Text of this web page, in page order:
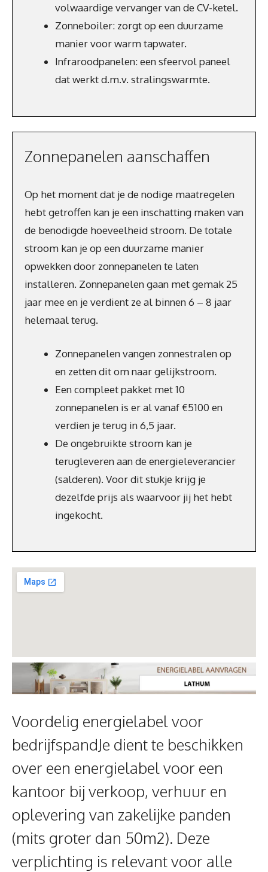
volwaardige vervanger van de CV-ketel.
Zonneboiler: zorgt op een duurzame
manier voor warm tapwater.
Infraroodpanelen: een sfeervol paneel
dat werkt d.m.v. stralingswarmte.
Zonnepanelen aanschaffen
Op het moment dat je de nodige maatregelen
hebt getroffen kan je een inschatting maken van
de benodigde hoeveelheid stroom. De totale
stroom kan je op een duurzame manier
opwekken door zonnepanelen te laten
installeren. Zonnepanelen gaan met gemak 25
jaar mee en je verdient ze al binnen 6 – 8 jaar
helemaal terug.
Zonnepanelen vangen zonnestralen op
en zetten dit om naar gelijkstroom.
Een compleet pakket met 10
zonnepanelen is er al vanaf €5100 en
verdien je terug in 6,5 jaar.
De ongebruikte stroom kan je
terugleveren aan de energieleverancier
(salderen). Voor dit stukje krijg je
dezelfde prijs als waarvoor jij het hebt
ingekocht.
Voordelig energielabel voor
bedrijfspandJe dient te beschikken
over een energielabel voor een
kantoor bij verkoop, verhuur en
oplevering van zakelijke panden
(mits groter dan 50m2). Deze
verplichting is relevant voor alle